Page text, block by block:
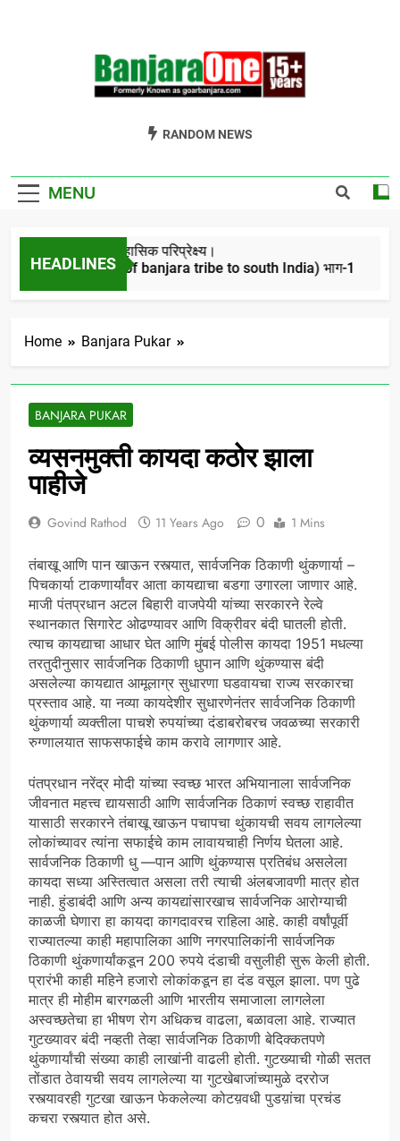
Welcome To
GoarBanjara.com
RANDOM NEWS
MENU
HEADLINES
बंजारो का ऐतिहासिक परिप्रेक्ष्य।
(Migration of banjara tribe to south India) भाग-1
4 Years Ago
Home Banjara Pukar
BANJARA PUKAR
व्यसनमुक्ती कायदा कठोर झाला
पाहीजे
Govind Rathod 11 Years Ago 0 1 Mins
तंबाखू आणि पान खाऊन रस्त्यात, सार्वजनिक ठिकाणी थुंकणार्या –
पिचकार्या टाकणार्यांवर आता कायद्याचा बडगा उगारला जाणार आहे.
माजी पंतप्रधान अटल बिहारी वाजपेयी यांच्या सरकारने रेल्वे
स्थानकात सिगारेट ओढण्यावर आणि विक्रीवर बंदी घातली होती.
त्याच कायद्याचा आधार घेत आणि मुंबई पोलीस कायदा 1951 मधल्या
तरतुदीनुसार सार्वजनिक ठिकाणी धुपान आणि थुंकण्यास बंदी
असलेल्या कायद्यात आमूलाग्र सुधारणा घडवायचा राज्य सरकारचा
प्रस्ताव आहे. या नव्या कायदेशीर सुधारणेनंतर सार्वजनिक ठिकाणी
थुंकणार्या व्यक्तीला पाचशे रुपयांच्या दंडाबरोबरच जवळच्या सरकारी
रुग्णालयात साफसफाईचे काम करावे लागणार आहे.
पंतप्रधान नरेंद्र मोदी यांच्या स्वच्छ भारत अभियानाला सार्वजनिक
जीवनात महत्त्व द्यायसाठी आणि सार्वजनिक ठिकाणं स्वच्छ राहावीत
यासाठी सरकारने तंबाखू खाऊन पचापचा थुंकायची सवय लागलेल्या
लोकांच्यावर त्यांना सफाईचे काम लावायचाही निर्णय घेतला आहे.
सार्वजनिक ठिकाणी धु —पान आणि थुंकण्यास प्रतिबंध असलेला
कायदा सध्या अस्तित्वात असला तरी त्याची अंलबजावणी मात्र होत
नाही. हुंडाबंदी आणि अन्य कायद्यांसारखाच सार्वजनिक आरोग्याची
काळजी घेणारा हा कायदा कागदावरच राहिला आहे. काही वर्षांपूर्वी
राज्यातल्या काही महापालिका आणि नगरपालिकांनी सार्वजनिक
ठिकाणी थुंकणार्यांकडून 200 रुपये दंडाची वसुलीही सुरू केली होती.
प्रारंभी काही महिने हजारो लोकांकडून हा दंड वसूल झाला. पण पुढे
मात्र ही मोहीम बारगळली आणि भारतीय समाजाला लागलेला
अस्वच्छतेचा हा भीषण रोग अधिकच वाढला, बळावला आहे. राज्यात
गुटख्यावर बंदी नव्हती तेव्हा सार्वजनिक ठिकाणी बेदिक्कतपणे
थुंकणार्यांची संख्या काही लाखांनी वाढली होती. गुटख्याची गोळी सतत
तोंडात ठेवायची सवय लागलेल्या या गुटखेबाजांच्यामुळे दररोज
रस्त्यावरही गुटखा खाऊन फेकलेल्या कोटय़वधी पुडय़ांचा प्रचंड
कचरा रस्त्यात होत असे.